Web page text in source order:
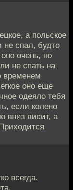
а польское
не спал, будто
очень, но
не спать на
временем
оно еще
одеяло тебя
если колено
вниз висит, а
всегда.